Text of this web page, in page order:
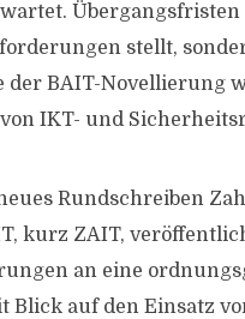
Übergangsfristen
stellt,
BAIT-Novellierung
IKT- und
Rundschreiben
kurz ZAIT,
an eine
Blick auf den Einsatz